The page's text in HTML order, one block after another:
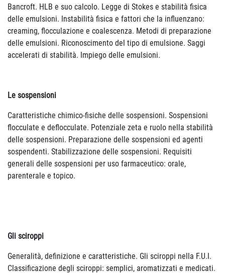
Bancroft. HLB e suo calcolo. Legge di Stokes e stabilità fisica
delle emulsioni. Instabilità fisica e fattori che la influenzano:
creaming, flocculazione e coalescenza. Metodi di preparazione
delle emulsioni. Riconoscimento del tipo di emulsione. Saggi
accelerati di stabilità. Impiego delle emulsioni.
Le sospensioni
Caratteristiche chimico-fisiche delle sospensioni. Sospensioni
flocculate e deflocculate. Potenziale zeta e ruolo nella stabilità
delle sospensioni. Preparazione delle sospensioni ed agenti
sospendenti. Stabilizzazione delle sospensioni. Requisiti
generali delle sospensioni per uso farmaceutico: orale,
parenterale e topico.
Gli sciroppi
Generalità, definizione e caratteristiche. Gli sciroppi nella F.U.I.
Classificazione degli sciroppi: semplici, aromatizzati e medicati.